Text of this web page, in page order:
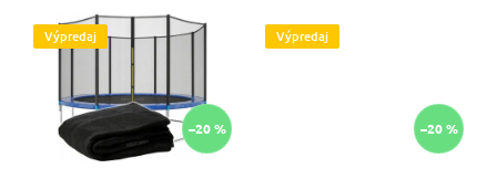
Výpredaj
–20 %
Výpredaj
–20 %